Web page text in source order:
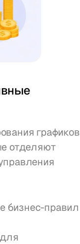
графиков
отделяют
бизнес-правил
для